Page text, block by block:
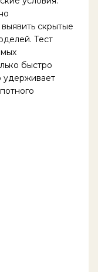
скрытые
Тест
быстро
удерживает